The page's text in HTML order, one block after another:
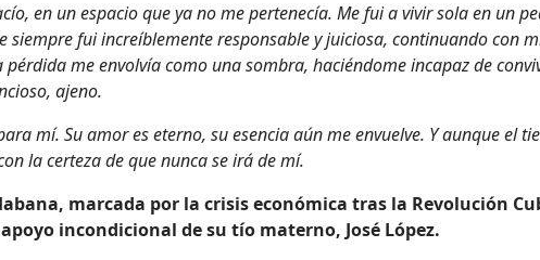
en un espacio que ya no me pertenecía. Me fui a vivir sola en un
fui increíblemente responsable y juiciosa, continuando con
me envolvía como una sombra, haciéndome incapaz de
ajeno.
mí. Su amor es eterno, su esencia aún me envuelve. Y aunque el
la certeza de que nunca se irá de mí.
marcada por la crisis económica tras la Revolución
incondicional de su tío materno, José López.